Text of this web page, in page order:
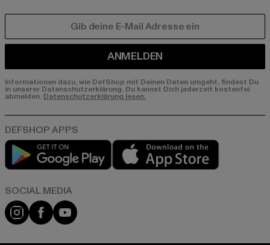
ANMELDEN
Informationen dazu, wie DefShop mit Deinen Daten umgeht, findest Du
in unserer Datenschutzerklärung. Du kannst Dich jederzeit kostenfei
abmelden. Datenschutzerklärung lesen.
Play market
Instagram
FacebookYouTube